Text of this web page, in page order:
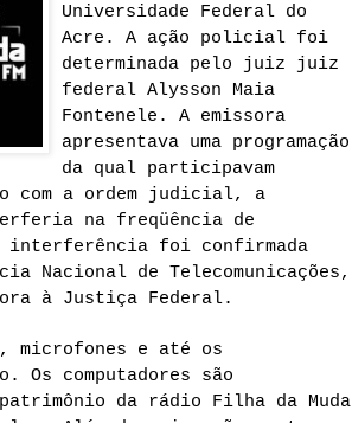
Universidade Federal do
Acre. A ação policial foi
determinada pelo juiz juiz
federal Alysson Maia
Fontenele. A emissora
apresentava uma programação
da qual participavam
com a ordem judicial, a
na freqüência de
interferência foi confirmada
Nacional de Telecomunicações,
à Justiça Federal.
microfones e até os
Os computadores são
da rádio Filha da Muda